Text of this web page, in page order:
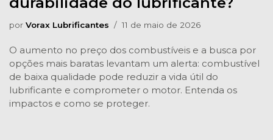
por Vorax Lubrificantes 11 de maio de 2026
O aumento no preço dos combustíveis e a busca por
opções mais baratas levantam um alerta: combustível
de baixa qualidade pode reduzir a vida útil do
lubrificante e comprometer o motor. Entenda os
impactos e como se proteger.